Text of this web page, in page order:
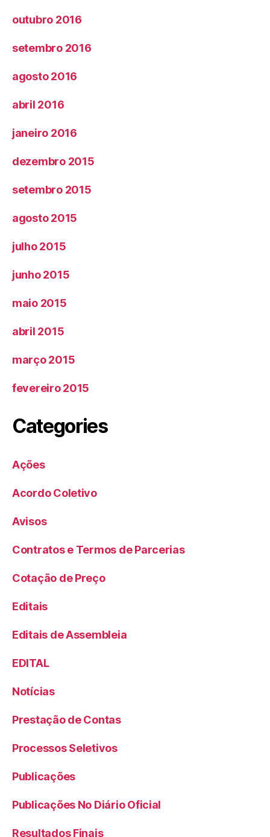
outubro 2016
setembro 2016
agosto 2016
abril 2016
janeiro 2016
dezembro 2015
setembro 2015
agosto 2015
julho 2015
junho 2015
maio 2015
abril 2015
março 2015
fevereiro 2015
Categories
Ações
Acordo Coletivo
Avisos
Contratos e Termos de Parcerias
Cotação de Preço
Editais
Editais de Assembleia
EDITAL
Notícias
Prestação de Contas
Processos Seletivos
Publicações
Publicações No Diário Oficial
Resultados Finais